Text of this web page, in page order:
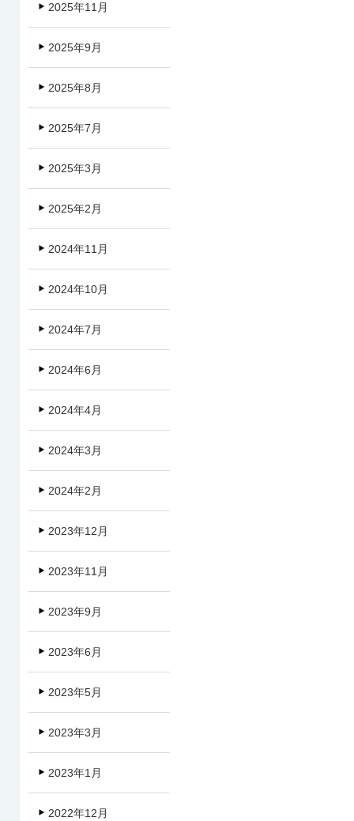
2025年11月
2025年9月
2025年8月
2025年7月
2025年3月
2025年2月
2024年11月
2024年10月
2024年7月
2024年6月
2024年4月
2024年3月
2024年2月
2023年12月
2023年11月
2023年9月
2023年6月
2023年5月
2023年3月
2023年1月
2022年12月